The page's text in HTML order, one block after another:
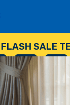
SALE
: --
HORAS
: